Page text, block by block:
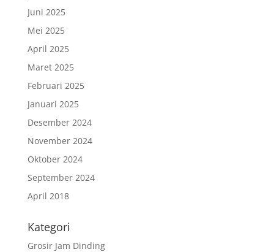
Juni 2025
Mei 2025
April 2025
Maret 2025
Februari 2025
Januari 2025
Desember 2024
November 2024
Oktober 2024
September 2024
April 2018
Kategori
Grosir Jam Dinding